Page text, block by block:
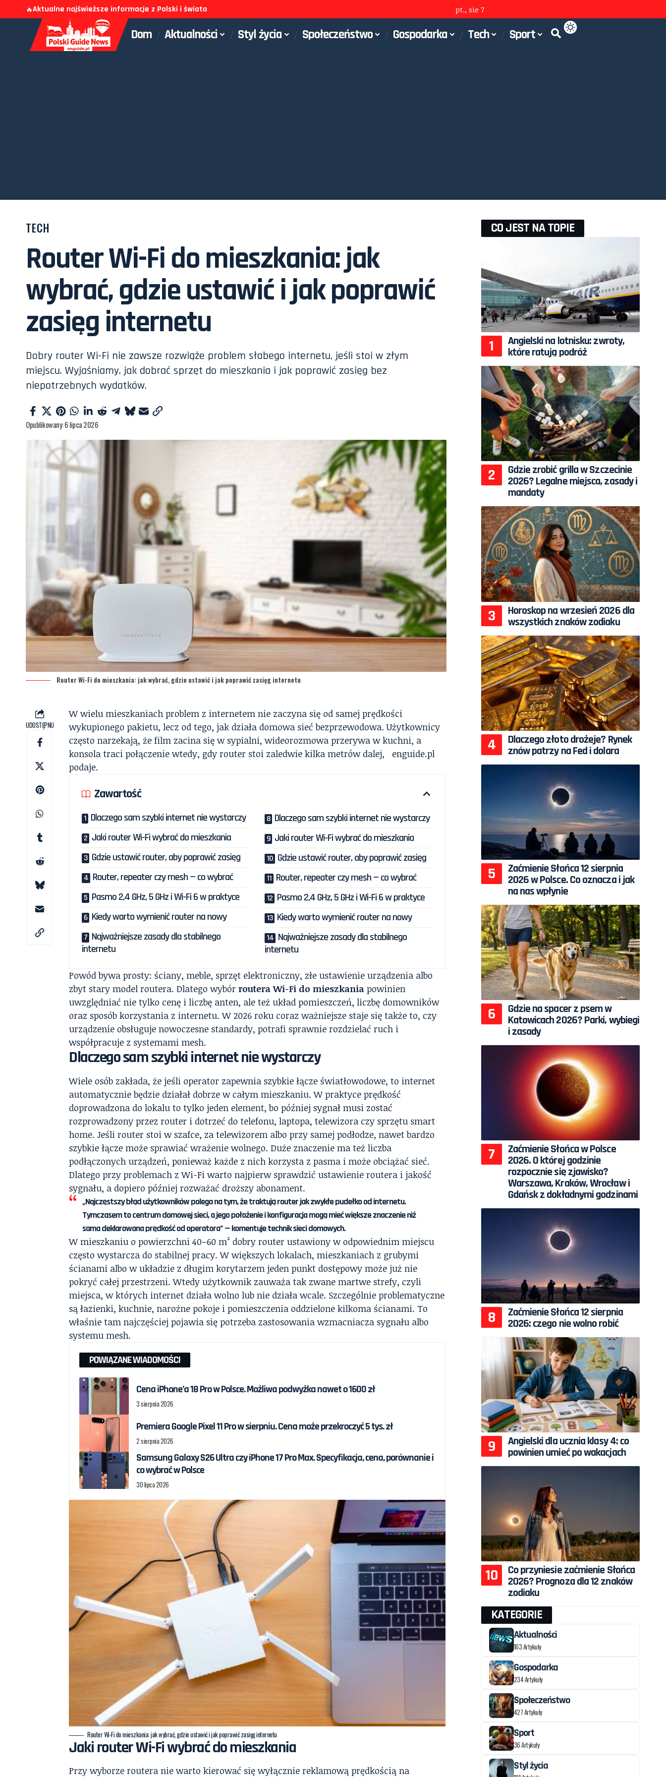
🔥Aktualne najświeższe informacje z Polski i świata pt., sie 7
Dom Aktualności Styl życia Społeczeństwo Gospodarka Tech Sport
TECH
Router Wi-Fi do mieszkania: jak
wybrać, gdzie ustawić i jak poprawić
zasięg internetu
Dobry router Wi-Fi nie zawsze rozwiąże problem słabego internetu, jeśli stoi w złym
miejscu. Wyjaśniamy, jak dobrać sprzęt do mieszkania i jak poprawić zasięg bez
niepotrzebnych wydatków.
Opublikowany: 6 lipca 2026
Router Wi-Fi do mieszkania: jak wybrać, gdzie ustawić i jak poprawić zasięg internetu
UDOSTĘPNIJ
W wielu mieszkaniach problem z internetem nie zaczyna się od samej prędkości
wykupionego pakietu, lecz od tego, jak działa domowa sieć bezprzewodowa. Użytkownicy
często narzekają, że film zacina się w sypialni, wideorozmowa przerywa w kuchni, a
konsola traci połączenie wtedy, gdy router stoi zaledwie kilka metrów dalej, enguide.pl
podaje.
Zawartość
Dlaczego sam szybki internet nie wystarczy
Jaki router Wi-Fi wybrać do mieszkania
Gdzie ustawić router, aby poprawić zasięg
Router, repeater czy mesh — co wybrać
Pasmo 2,4 GHz, 5 GHz i Wi-Fi 6 w praktyce
Kiedy warto wymienić router na nowy
Najważniejsze zasady dla stabilnego
internetu
Dlaczego sam szybki internet nie wystarczy
Jaki router Wi-Fi wybrać do mieszkania
Gdzie ustawić router, aby poprawić zasięg
Router, repeater czy mesh — co wybrać
Pasmo 2,4 GHz, 5 GHz i Wi-Fi 6 w praktyce
Kiedy warto wymienić router na nowy
Najważniejsze zasady dla stabilnego
internetu
Powód bywa prosty: ściany, meble, sprzęt elektroniczny, złe ustawienie urządzenia albo
zbyt stary model routera. Dlatego wybórroutera Wi-Fi do mieszkania powinien
uwzględniać nie tylko cenę i liczbę anten, ale też układ pomieszczeń, liczbę domowników
oraz sposób korzystania z internetu. W 2026 roku coraz ważniejsze staje się także to, czy
urządzenie obsługuje nowoczesne standardy, potrafi sprawnie rozdzielać ruch i
współpracuje z systemami mesh.
Dlaczego sam szybki internet nie wystarczy
Wiele osób zakłada, że jeśli operator zapewnia szybkie łącze światłowodowe, to internet
automatycznie będzie działał dobrze w całym mieszkaniu. W praktyce prędkość
doprowadzona do lokalu to tylko jeden element, bo później sygnał musi zostać
rozprowadzony przez router i dotrzeć do telefonu, laptopa, telewizora czy sprzętu smart
home. Jeśli router stoi w szafce, za telewizorem albo przy samej podłodze, nawet bardzo
szybkie łącze może sprawiać wrażenie wolnego. Duże znaczenie ma też liczba
podłączonych urządzeń, ponieważ każde z nich korzysta z pasma i może obciążać sieć.
Dlatego przy problemach z Wi-Fi warto najpierw sprawdzić ustawienie routera i jakość
sygnału, a dopiero później rozważać droższy abonament.
„Najczęstszy błąd użytkowników polega na tym, że traktują router jak zwykłe pudełko od internetu.
Tymczasem to centrum domowej sieci, a jego położenie i konfiguracja mogą mieć większe znaczenie niż
sama deklarowana prędkość od operatora” — komentuje technik sieci domowych.
W mieszkaniu o powierzchni 40–60 m² dobry router ustawiony w odpowiednim miejscu
często wystarcza do stabilnej pracy. W większych lokalach, mieszkaniach z grubymi
ścianami albo w układzie z długim korytarzem jeden punkt dostępowy może już nie
pokryć całej przestrzeni. Wtedy użytkownik zauważa tak zwane martwe strefy, czyli
miejsca, w których internet działa wolno lub nie działa wcale. Szczególnie problematyczne
są łazienki, kuchnie, narożne pokoje i pomieszczenia oddzielone kilkoma ścianami. To
właśnie tam najczęściej pojawia się potrzeba zastosowania wzmacniacza sygnału albo
systemu mesh.
POWIĄZANE WIADOMOŚCI
Cena iPhone’a 18 Pro w Polsce. Możliwa podwyżka nawet o 1600 zł
3 sierpnia 2026
Premiera Google Pixel 11 Pro w sierpniu. Cena może przekroczyć 5 tys. zł
2 sierpnia 2026
Samsung Galaxy S26 Ultra czy iPhone 17 Pro Max. Specyfikacja, cena, porównanie i
co wybrać w Polsce
30 lipca 2026
Router Wi-Fi do mieszkania: jak wybrać, gdzie ustawić i jak poprawić zasięg internetu
Jaki router Wi-Fi wybrać do mieszkania
Przy wyborze routera nie warto kierować się wyłącznie reklamową prędkością na
CO JEST NA TOPIE
Angielski na lotnisku: zwroty,
które ratują podróż
Gdzie zrobić grilla w Szczecinie
2026? Legalne miejsca, zasady i
mandaty
Horoskop na wrzesień 2026 dla
wszystkich znaków zodiaku
Dlaczego złoto drożeje? Rynek
znów patrzy na Fed i dolara
Zaćmienie Słońca 12 sierpnia
2026 w Polsce. Co oznacza i jak
na nas wpłynie
Gdzie na spacer z psem w
Katowicach 2026? Parki, wybiegi
i zasady
Zaćmienie Słońca w Polsce
2026. O której godzinie
rozpocznie się zjawisko?
Warszawa, Kraków, Wrocław i
Gdańsk z dokładnymi godzinami
Zaćmienie Słońca 12 sierpnia
2026: czego nie wolno robić
Angielski dla ucznia klasy 4: co
powinien umieć po wakacjach
Co przyniesie zaćmienie Słońca
2026? Prognoza dla 12 znaków
zodiaku
KATEGORIE
Aktualności
163 Artykuły
Gospodarka
234 Artykuły
Społeczeństwo
427 Artykuły
Sport
36 Artykuły
Styl życia